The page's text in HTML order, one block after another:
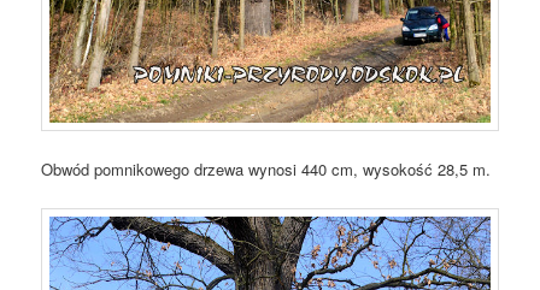
Obwód pomnikowego drzewa wynosi 440 cm, wysokość 28,5 m.